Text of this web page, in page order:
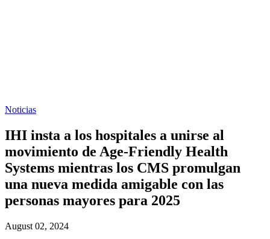
Noticias
IHI insta a los hospitales a unirse al
movimiento de Age-Friendly Health
Systems mientras los CMS promulgan
una nueva medida amigable con las
personas mayores para 2025
August 02, 2024